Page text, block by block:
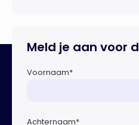
Meld je aan voor
Voornaam*
Achternaam*